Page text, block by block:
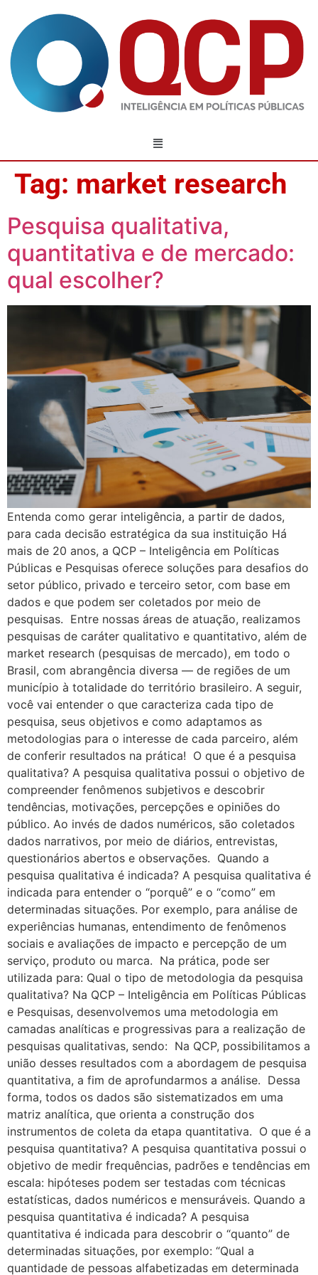
Tag: market research
Pesquisa qualitativa,
quantitativa e de mercado:
qual escolher?
Entenda como gerar inteligência, a partir de dados,
para cada decisão estratégica da sua instituição Há
mais de 20 anos, a QCP – Inteligência em Políticas
Públicas e Pesquisas oferece soluções para desafios do
setor público, privado e terceiro setor, com base em
dados e que podem ser coletados por meio de
pesquisas. Entre nossas áreas de atuação, realizamos
pesquisas de caráter qualitativo e quantitativo, além de
market research (pesquisas de mercado), em todo o
Brasil, com abrangência diversa — de regiões de um
município à totalidade do território brasileiro. A seguir,
você vai entender o que caracteriza cada tipo de
pesquisa, seus objetivos e como adaptamos as
metodologias para o interesse de cada parceiro, além
de conferir resultados na prática! O que é a pesquisa
qualitativa? A pesquisa qualitativa possui o objetivo de
compreender fenômenos subjetivos e descobrir
tendências, motivações, percepções e opiniões do
público. Ao invés de dados numéricos, são coletados
dados narrativos, por meio de diários, entrevistas,
questionários abertos e observações. Quando a
pesquisa qualitativa é indicada? A pesquisa qualitativa é
indicada para entender o “porquê” e o “como” em
determinadas situações. Por exemplo, para análise de
experiências humanas, entendimento de fenômenos
sociais e avaliações de impacto e percepção de um
serviço, produto ou marca. Na prática, pode ser
utilizada para: Qual o tipo de metodologia da pesquisa
qualitativa? Na QCP – Inteligência em Políticas Públicas
e Pesquisas, desenvolvemos uma metodologia em
camadas analíticas e progressivas para a realização de
pesquisas qualitativas, sendo: Na QCP, possibilitamos a
união desses resultados com a abordagem de pesquisa
quantitativa, a fim de aprofundarmos a análise. Dessa
forma, todos os dados são sistematizados em uma
matriz analítica, que orienta a construção dos
instrumentos de coleta da etapa quantitativa. O que é a
pesquisa quantitativa? A pesquisa quantitativa possui o
objetivo de medir frequências, padrões e tendências em
escala: hipóteses podem ser testadas com técnicas
estatísticas, dados numéricos e mensuráveis. Quando a
pesquisa quantitativa é indicada? A pesquisa
quantitativa é indicada para descobrir o “quanto” de
determinadas situações, por exemplo: “Qual a
quantidade de pessoas alfabetizadas em determinada